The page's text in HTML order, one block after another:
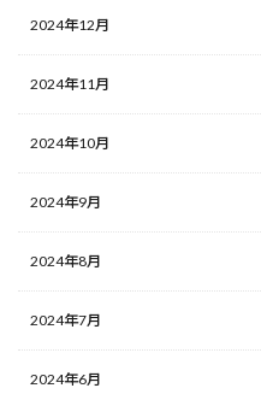
2024年12月
2024年11月
2024年10月
2024年9月
2024年8月
2024年7月
2024年6月